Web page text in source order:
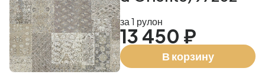
за 1 рулон
13 450 ₽
В корзину